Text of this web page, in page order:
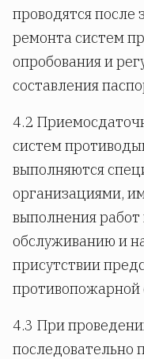
проводятся
ремонта систем
опробования и
составления
4.2
систем
выполняются
организациями,
выполнения
обслуживанию и
присутствии
4.3 При
последовательно